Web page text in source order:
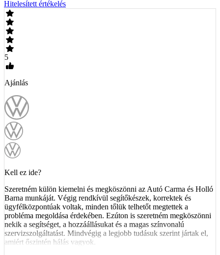
Hitelesített értékelés
5
Ajánlás
Kell ez ide?
Szeretném külön kiemelni és megköszönni az Autó Carma és Holló
Barna munkáját. Végig rendkívül segítőkészek, korrektek és
ügyfélközpontúak voltak, minden tőlük telhetőt megtettek a
probléma megoldása érdekében. Ezúton is szeretném megköszönni
nekik a segítséget, a hozzáállásukat és a magas színvonalú
szervizszolgáltatást. Mindvégig a legjobb tudásuk szerint jártak el,
amiért őszintén hálás vagyok.